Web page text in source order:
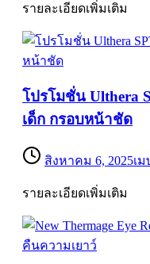
รายละเอียดเพิ่มเติม
โปรโมชั่น Ulthera
เด็ก กรอบหน้าชัด
สิงหาคม 6, 2025เม
รายละเอียดเพิ่มเติม